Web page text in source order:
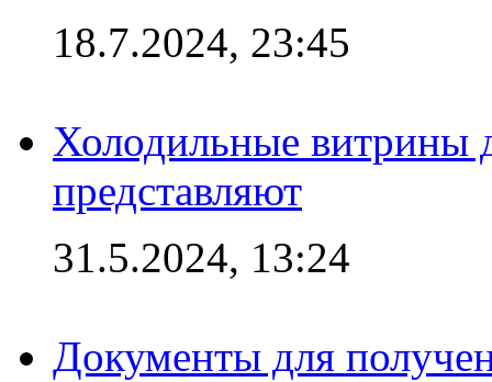
18.7.2024, 23:45
Холодильные витрины
представляют
31.5.2024, 13:24
Документы для